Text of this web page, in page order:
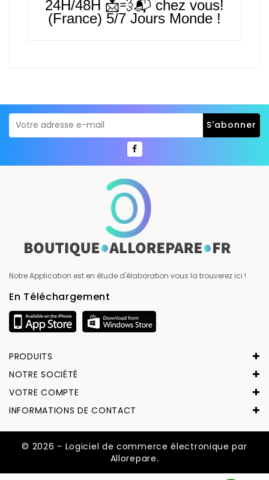
24H/48H 📩💨📬 chez vous!
(France) 5/7 Jours Monde !
Notre Application est en étude d'élaboration vous la trouverez ici !
En Téléchargement
PRODUITS
NOTRE SOCIÉTÉ
VOTRE COMPTE
INFORMATIONS DE CONTACT
© 2026 - Logiciel de commerce électronique par
Allorepare.